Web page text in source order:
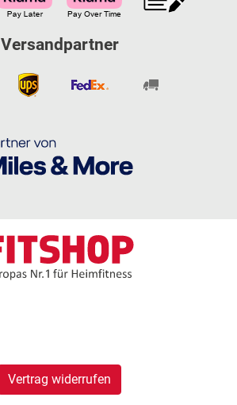
Versandpartner
Vertrag widerrufen